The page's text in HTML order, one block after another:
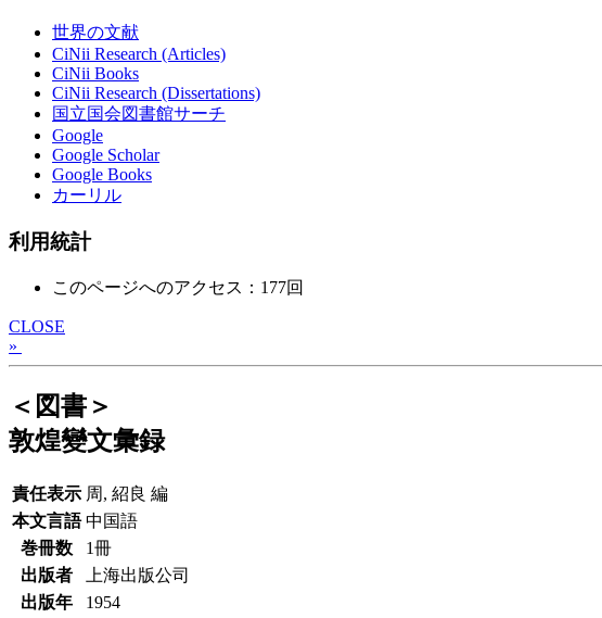
世界の文献
CiNii Research (Articles)
CiNii Books
CiNii Research (Dissertations)
国立国会図書館サーチ
Google
Google Scholar
Google Books
カーリル
利用統計
このページへのアクセス：177回
CLOSE
»
＜図書＞
敦煌變文彙録
責任表示 周, 紹良 編
本文言語 中国語
巻冊数
1冊
出版者
上海出版公司
出版年
1954